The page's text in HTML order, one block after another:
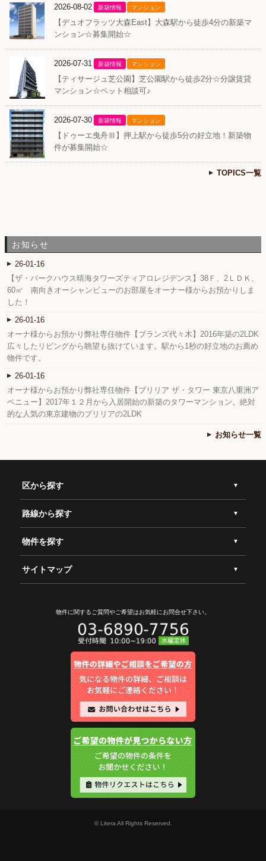
2026-08-02 新築情報 マンション
【デュオフラッツ大森East】大森駅から徒歩4分の新築マ
ンション☆募集開始☆
2026-07-31 新築情報 マンション
【ティサージュ芝公園】芝公園駅から徒歩2分☆分譲賃貸
マンション☆ペット相談可♪
2026-07-30 新築情報 マンション
【ドゥーエ曳舟Ⅲ】押上駅から徒歩5分の好立地！新築物
件が募集開始☆
TOPICS一覧
お知らせ
26-01-16
【ザ・パークハウス晴海タワーズティアロレジデンス】38Ｆ、2ＬＤＫ、
60㎡ 南向きオーシャンビューのお部屋をオーナー様からお預かりしま
した！
26-01-16
オーナ様からお預かり弊社専任物件【ブランズ代々木】2016年築の2LDK
広々したリビングから眺望も抜けています。駅から1秒の好立地のお薦め
物件です。
26-01-16
オーナ様からお預かり弊社専任物件【ブリリア ザ・タワー 東京八重洲ア
ベニュー】2017年１２月から入居開始の新築のタワーマンション。絶対
的な人気の東京建物のブリリアの2LDK
お知らせ一覧
区から探す
路線から探す
物件を探す
サイトマップ
物件に関するご質問やご希望はお気軽にお問合せ下さい。
© Litera All Rights Reserved.